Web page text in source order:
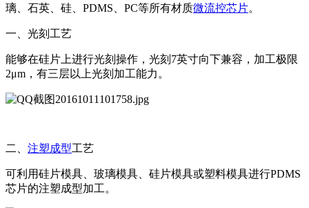
璃、石英、硅、PDMS、PC等所有材质微流控芯片。
一、光刻工艺
能够在硅片上进行光刻操作，光刻7英寸向下兼容，加工极限
2μm，有三层以上光刻加工能力。
二、 注塑成型工艺
可利用硅片模具、玻璃模具、硅片模具或塑料模具进行PDMS
芯片的注塑成型加工。